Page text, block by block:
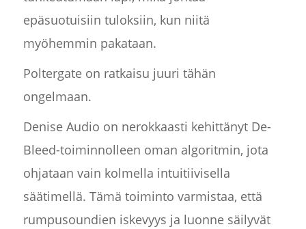
epäsuotuisiin tuloksiin, kun niitä
myöhemmin pakataan.
Poltergate on ratkaisu juuri tähän
ongelmaan.
Denise Audio on nerokkaasti kehittänyt De-
Bleed-toiminnolleen oman algoritmin, jota
ohjataan vain kolmella intuitiivisella
säätimellä. Tämä toiminto varmistaa, että
rumpusoundien iskevyys ja luonne säilyvät